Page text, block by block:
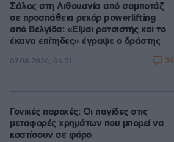
Σάλος στη Λιθουανία από σαμποτάζ
σε προσπάθεια ρεκόρ powerlifting
από Βελγίδα: «Είμαι ρατσιστής και το
έκανα επίτηδες» έγραψε ο δράστης
07.08.2026, 06:51 34
Γονικές παροχές: Οι παγίδες στις
μεταφορές χρημάτων που μπορεί να
κοστίσουν σε φόρο